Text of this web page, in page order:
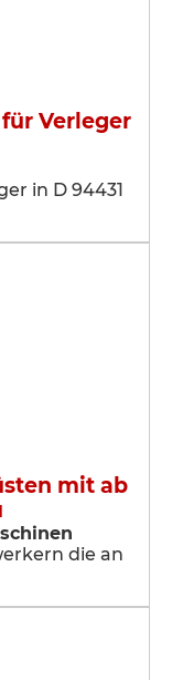
Verleger
in D 94431
mit ab
die an